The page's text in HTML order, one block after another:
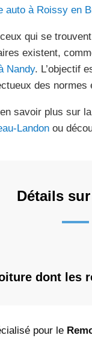
auto à Roissy en
qui se
existent,
Nandy. L’objectif
des normes
savoir plus sur
Landonou
Détails
dont les
pour le